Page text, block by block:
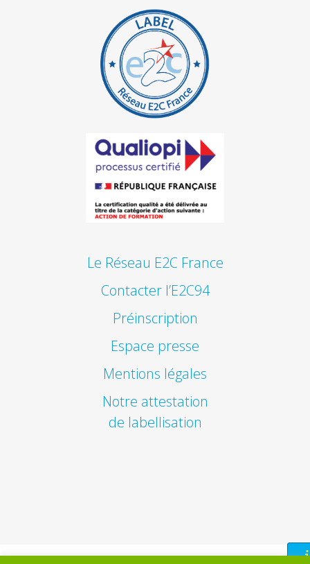
Le Réseau E2C France
Contacter l’E2C94
Préinscription
Espace presse
Mentions légales
Notre attestation
de labellisation